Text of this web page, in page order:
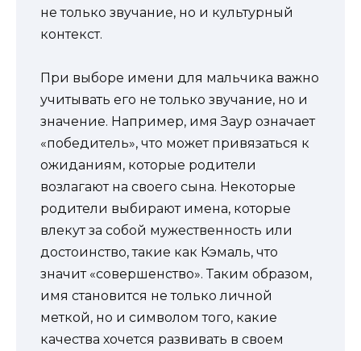
не только звучание, но и культурный
контекст.
При выборе имени для мальчика важно
учитывать его не только звучание, но и
значение. Например, имя Заур означает
«победитель», что может привязаться к
ожиданиям, которые родители
возлагают на своего сына. Некоторые
родители выбирают имена, которые
влекут за собой мужественность или
достоинство, такие как Кэмаль, что
значит «совершенство». Таким образом,
имя становится не только личной
меткой, но и символом того, какие
качества хочется развивать в своем